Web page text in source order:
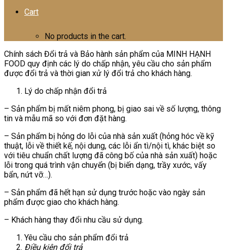
Cart
No products in the cart.
Chính sách Đổi trả và Bảo hành sản phẩm của MINH HẠNH
FOOD quy định các lý do chấp nhận, yêu cầu cho sản phẩm
được đổi trả và thời gian xử lý đổi trả cho khách hàng.
Lý do chấp nhận đổi trả
– Sản phẩm bị mất niêm phong, bị giao sai về số lượng, thông
tin và mẫu mã so với đơn đặt hàng.
– Sản phẩm bị hỏng do lỗi của nhà sản xuất (hỏng hóc về kỹ
thuật, lỗi về thiết kế, nội dung, các lỗi ẩn tì/nội tì, khác biệt so
với tiêu chuẩn chất lượng đã công bố của nhà sản xuất) hoặc
lỗi trong quá trình vận chuyển (bị biến dạng, trầy xước, vấy
bẩn, nứt vỡ…).
– Sản phẩm đã hết hạn sử dụng trước hoặc vào ngày sản
phẩm được giao cho khách hàng.
– Khách hàng thay đổi nhu cầu sử dụng.
Yêu cầu cho sản phẩm đổi trả
Điều kiện đổi trả